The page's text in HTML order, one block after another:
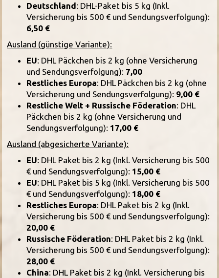
Deutschland: DHL-Paket bis 5 kg (Inkl.
Versicherung bis 500 € und Sendungsverfolgung):
6,50 €
Ausland (günstige Variante):
EU: DHL Päckchen bis 2 kg (ohne Versicherung
und Sendungsverfolgung): 7,00
Restliches Europa: DHL Päckchen bis 2 kg (ohne
Versicherung und Sendungsverfolgung): 9,00 €
Restliche Welt + Russische Föderation: DHL
Päckchen bis 2 kg (ohne Versicherung und
Sendungsverfolgung): 17,00 €
Ausland (abgesicherte Variante):
EU: DHL Paket bis 2 kg (Inkl. Versicherung bis 500
€ und Sendungsverfolgung): 15,00 €
EU: DHL Paket bis 5 kg (Inkl. Versicherung bis 500
€ und Sendungsverfolgung): 18,00 €
Restliches Europa: DHL Paket bis 2 kg (Inkl.
Versicherung bis 500 € und Sendungsverfolgung):
20,00 €
Russische Föderation: DHL Paket bis 2 kg (Inkl.
Versicherung bis 500 € und Sendungsverfolgung):
28,00 €
China: DHL Paket bis 2 kg (Inkl. Versicherung bis